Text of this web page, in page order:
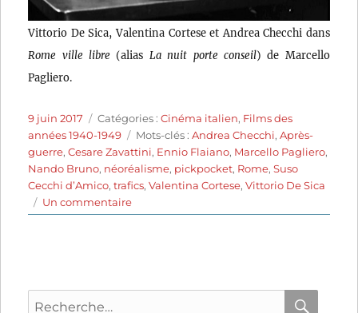
Vittorio De Sica, Valentina Cortese et Andrea Checchi dans
Rome ville libre (alias La nuit porte conseil) de Marcello
Pagliero.
Publié
le
9 juin 2017 Catégories
Catégories :Cinéma italien, Films des
années 1940-1949
Étiquettes
Mots-clés :Andrea Checchi,Après-
guerre,Cesare Zavattini, Ennio Flaiano, Marcello Pagliero,
Nando Bruno, néoréalisme, pickpocket, Rome,Suso
Cecchi d’Amico,trafics,Valentina Cortese,Vittorio De Sica
Un commentairesur
Rome
Recherche